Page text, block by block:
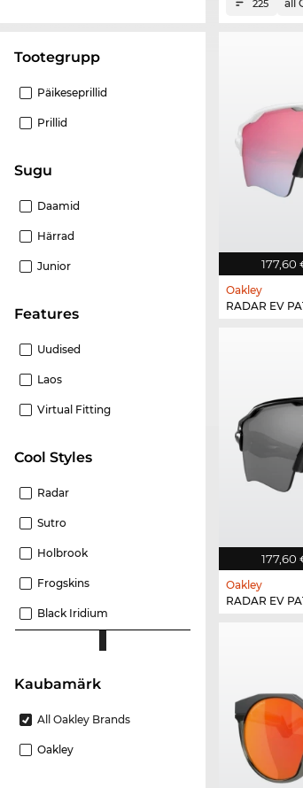
Tootegrupp
Päikeseprillid
Prillid
Sugu
Daamid
Härrad
Junior
Features
Uudised
Laos
Virtual Fitting
Cool Styles
Radar
Sutro
Holbrook
Frogskins
Black Iridium
Kaubamärk
All Oakley Brands
Oakley
225 all
177,60
Oakley
RADAR EV
177,60
Oakley
RADAR EV